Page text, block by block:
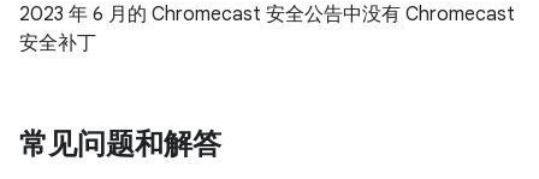
2023 年 6 月的 Chromecast 安全公告中没有 Chromecast
安全补丁
常见问题和解答